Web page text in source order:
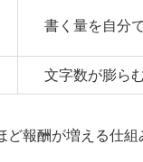
書く量を自分
文字数が膨ら
報酬が増える仕